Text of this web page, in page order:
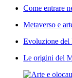
Come entrare
Metaverso e
Evoluzione del
Le origini del